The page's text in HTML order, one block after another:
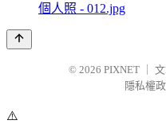
個人照 - 012.jpg
© 2026 PIXNET
隱私權
⚠️